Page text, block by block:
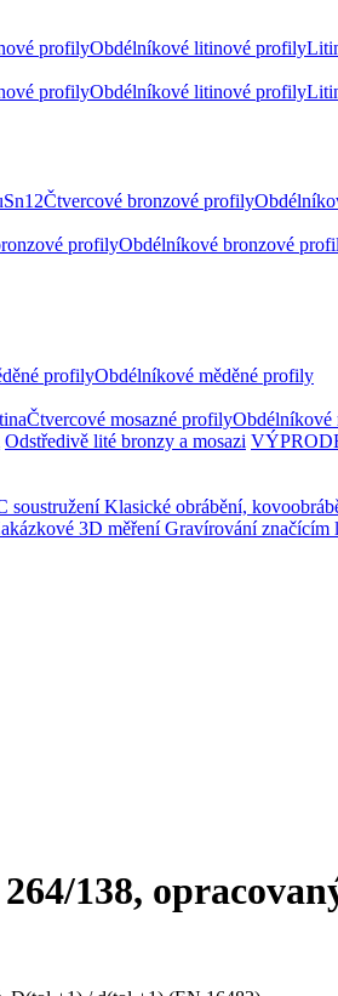
profilyObdélníkové litinové profily
profilyObdélníkové litinové profily
Čtvercové bronzové profily
profilyObdélníkové bronzové
profilyObdélníkové měděné profily
Čtvercové mosazné profilyObdélníkové
Odstředivě lité bronzy a mosazi
soustružení Klasické obrábění,
3D měření Gravírování značícím
138,